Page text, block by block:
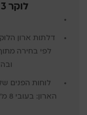
לוקר 3 תאים-צבע סהרה
לפי בחירה
לוחות הפנים
הארון: בעובי 8 מ"מ, וגבו בעובי 3 מ"מ :